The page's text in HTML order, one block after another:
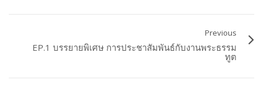
Previous
EP.1 บรรยายพิเศษ การประชาสัมพันธ์กับงานพระธรรม
ทูต